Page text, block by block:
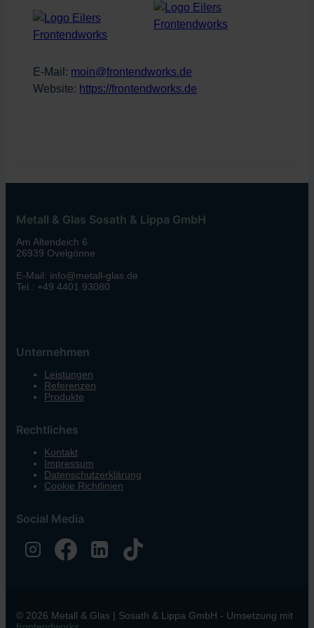
E-Mail: moin@frontendworks.de
Website: https://frontendworks.de
Metall & Glas Sosath & Lippa GmbH
Am Altendeich 6
26939 Ovelgönne
E-Mail: info@metall-glas.de
Tel.: +49 4401 93080
Unternehmen
Leistungen
Referenzen
Produkte
Rechtliches
Kontakt
Impressum
Datenschutzerklärung
Cookie Richtlinien
Social Media
© 2026 Metall & Glas | Sosath & Lippa GmbH - Umsetzung mit